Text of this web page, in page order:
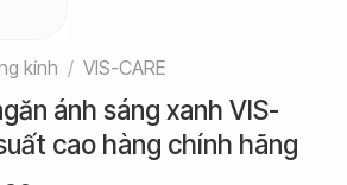
kính / VIS-CARE
ánh sáng xanh VIS-
cao hàng chính hãng